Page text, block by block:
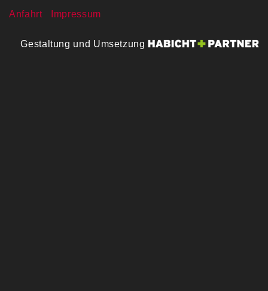
Anfahrt Impressum
Gestaltung und Umsetzung